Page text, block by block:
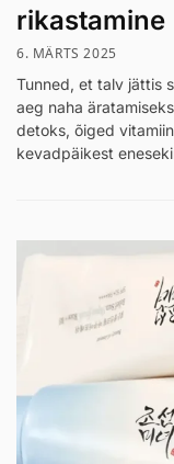
rikastamine
6. MÄRTS 2025
Tunned, et talv jättis
aeg naha
detoks, õiged
kevadpäikest